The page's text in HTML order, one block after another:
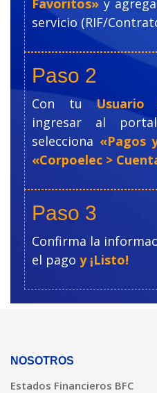
Favoritos» y
servicio (RIF/
Paso 2
Con tu Usuario
ingresar al
selecciona «Pagos
«Corpoelec >
Paso 3
Confirma la
el pago y ¡Listo!
NOSOTROS
Estados Financieros BFC